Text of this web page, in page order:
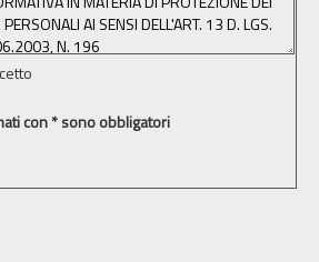
con * sono obbligatori